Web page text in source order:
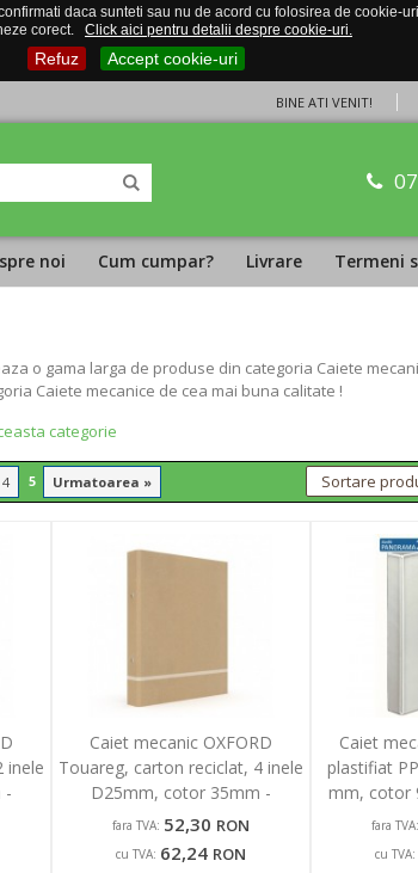
daca sunteti sau nu de acord cu folosirea de
corect.
Click aici pentru detalii despre cookie-uri.
Refuz Accept cookie-uri
BINE ATI VENIT!
noi Cum cumpar? Livrare Termeni
o gama larga de produse din categoria Caiete
Caiete mecanice de cea mai buna calitate !
categorie
4 5 Urmatoarea »
inele
-
Caiet mecanic OXFORD
Touareg, carton reciclat, 4 inele
D25mm, cotor 35mm -
kraft/alb
fara TVA: 52,30 RON
cu TVA: 62,24 RON
Caiet
plastifiat
mm, cotor
fara TVA:
cu TVA: